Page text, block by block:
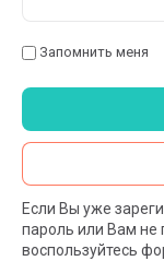
Запомнить меня
Если Вы уже
пароль или Вам
воспользуйтесь